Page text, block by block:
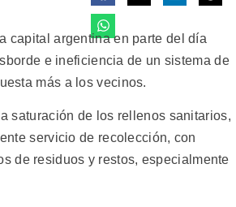
capital argentina en parte del día
e ineficiencia de un sistema de
más a los vecinos.
saturación de los rellenos sanitarios,
servicio de recolección, con
de residuos y restos, especialmente